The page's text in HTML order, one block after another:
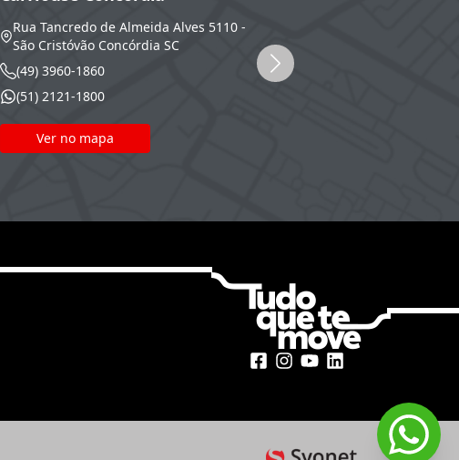
Rua Tancredo de Almeida Alves 5110 -
São Cristóvão Concórdia SC
(49) 3960-1860
(51) 2121-1800
Ver no mapa
RS
(54) 2107-0000